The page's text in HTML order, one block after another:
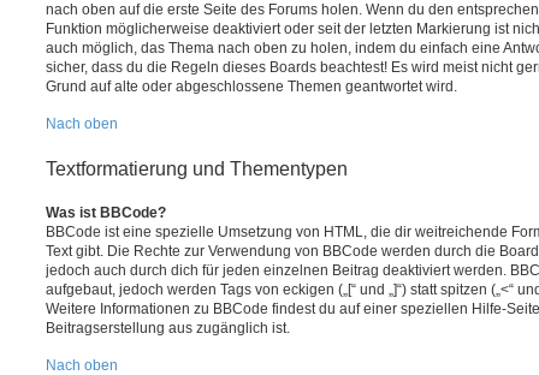
nach oben auf die erste Seite des Forums holen. Wenn du den
Funktion möglicherweise deaktiviert oder seit der letzten Markierung ist
auch möglich, das Thema nach oben zu holen, indem du einfach eine
sicher, dass du die Regeln dieses Boards beachtest! Es wird meist nicht
Grund auf alte oder abgeschlossene Themen geantwortet wird.
Nach oben
Textformatierung und Thementypen
Was ist BBCode?
BBCode ist eine spezielle Umsetzung von HTML, die dir weitreichende
Text gibt. Die Rechte zur Verwendung von BBCode werden durch die
jedoch auch durch dich für jeden einzelnen Beitrag deaktiviert werden.
aufgebaut, jedoch werden Tags von eckigen („[“ und „]“) statt spitzen („<“
Weitere Informationen zu BBCode findest du auf einer speziellen Hilfe-
Beitragserstellung aus zugänglich ist.
Nach oben